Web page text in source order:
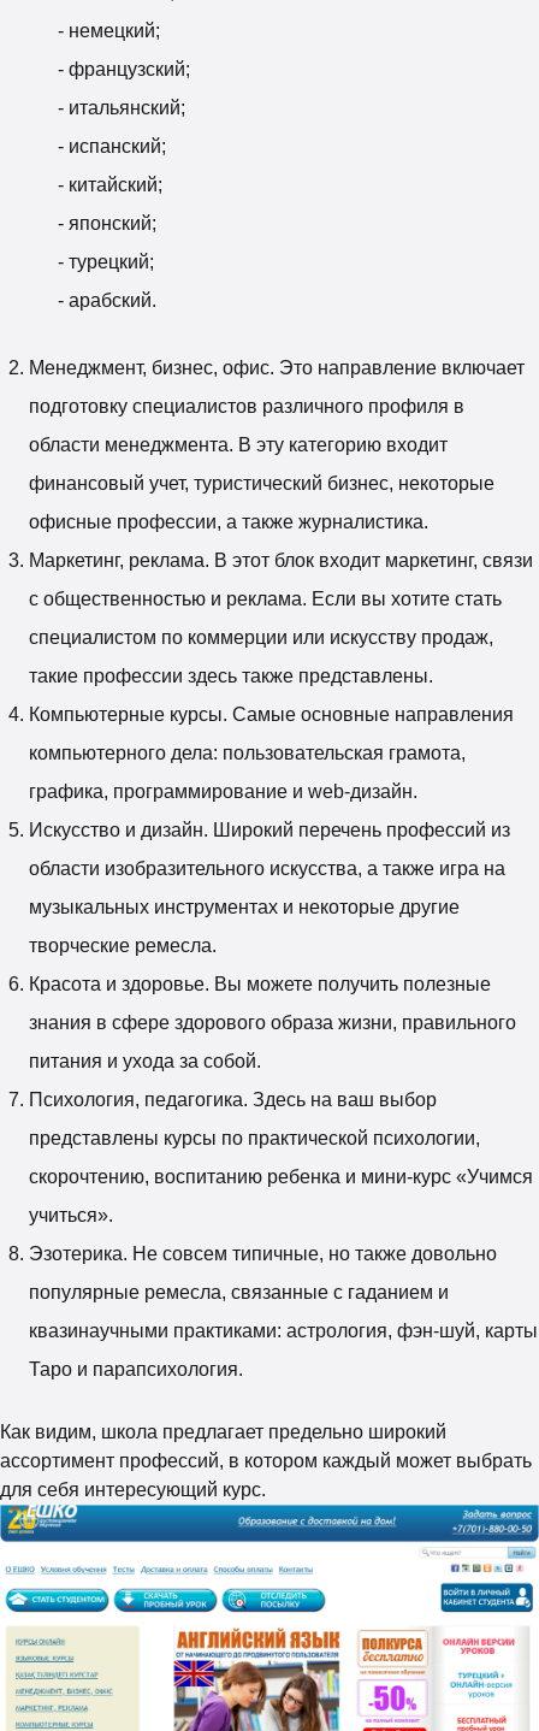
- немецкий;
- французский;
- итальянский;
- испанский;
- китайский;
- японский;
- турецкий;
- арабский.
Менеджмент, бизнес, офис. Это направление включает
подготовку специалистов различного профиля в
области менеджмента. В эту категорию входит
финансовый учет, туристический бизнес, некоторые
офисные профессии, а также журналистика.
Маркетинг, реклама. В этот блок входит маркетинг, связи
с общественностью и реклама. Если вы хотите стать
специалистом по коммерции или искусству продаж,
такие профессии здесь также представлены.
Компьютерные курсы. Самые основные направления
компьютерного дела: пользовательская грамота,
графика, программирование и web-дизайн.
Искусство и дизайн. Широкий перечень профессий из
области изобразительного искусства, а также игра на
музыкальных инструментах и некоторые другие
творческие ремесла.
Красота и здоровье. Вы можете получить полезные
знания в сфере здорового образа жизни, правильного
питания и ухода за собой.
Психология, педагогика. Здесь на ваш выбор
представлены курсы по практической психологии,
скорочтению, воспитанию ребенка и мини-курс «Учимся
учиться».
Эзотерика. Не совсем типичные, но также довольно
популярные ремесла, связанные с гаданием и
квазинаучными практиками: астрология, фэн-шуй, карты
Таро и парапсихология.
Как видим, школа предлагает предельно широкий
ассортимент профессий, в котором каждый может выбрать
для себя интересующий курс.